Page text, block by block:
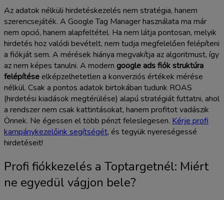
Az adatok nélküli hirdetéskezelés nem stratégia, hanem
szerencsejáték. A Google Tag Manager használata ma már
nem opció, hanem alapfeltétel. Ha nem látja pontosan, melyik
hirdetés hoz valódi bevételt, nem tudja megfelelően felépíteni
a fiókját sem. A mérések hiánya megvakítja az algoritmust, így
az nem képes tanulni. A modern google ads fiók struktúra
felépítéseelképzelhetetlen a konverziós értékek mérése
nélkül. Csak a pontos adatok birtokában tudunk ROAS
(hirdetési kiadások megtérülése) alapú stratégiát futtatni, ahol
a rendszer nem csak kattintásokat, hanem profitot vadászik
Önnek. Ne égessen el több pénzt feleslegesen. Kérje profi
kampánykezelőink segítségét, és tegyük nyereségessé
hirdetéseit!
Profi fiókkezelés a Toptargetnél: Miért
ne egyedül vágjon bele?